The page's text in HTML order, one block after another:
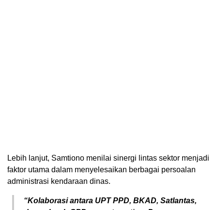
Lebih lanjut, Samtiono menilai sinergi lintas sektor menjadi
faktor utama dalam menyelesaikan berbagai persoalan
administrasi kendaraan dinas.
“Kolaborasi antara UPT PPD, BKAD, Satlantas,